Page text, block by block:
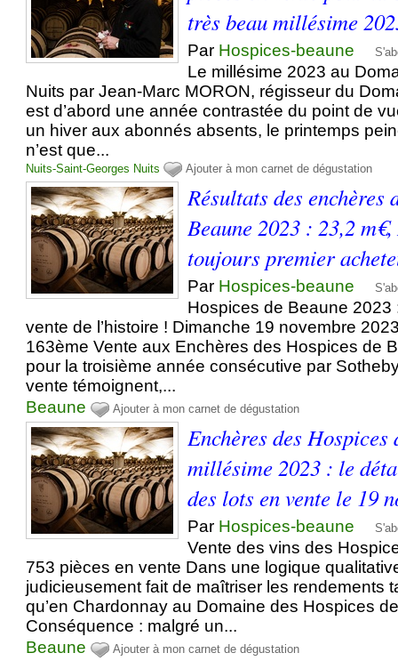
très beau millésime
Par Hospices-beaune
Le millésime 2023 au
Nuits par Jean-Marc MORON, régisseur du
est d’abord une année contrastée du point de
un hiver aux abonnés absents, le printemps
n’est que...
Nuits-Saint-Georges Nuits Ajouter à mon carnet de dégustation
Résultats des enchères
Beaune 2023 : 23,2
toujours premier
Par Hospices-beaune
Hospices de Beaune 2023
vente de l’histoire ! Dimanche 19 novembre
163ème Vente aux Enchères des Hospices de
pour la troisième année consécutive par
vente témoignent,...
Beaune
Ajouter à mon carnet de dégustation
Enchères des Hospices
millésime 2023 : le
des lots en vente le 19
Par Hospices-beaune
Vente des vins des
753 pièces en vente Dans une logique
judicieusement fait de maîtriser les rendements
qu’en Chardonnay au Domaine des Hospices
Conséquence : malgré un...
Beaune
Ajouter à mon carnet de dégustation